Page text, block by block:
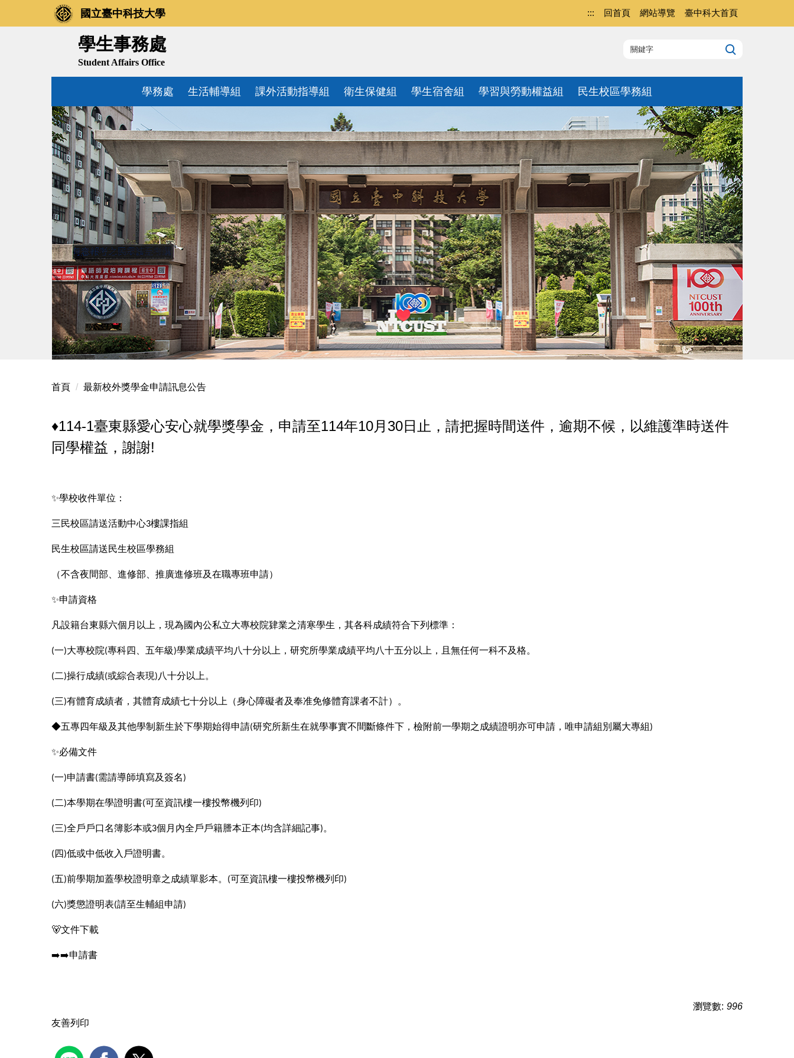
國立臺中科技大學
學生事務處
Student Affairs Office
學務處 生活輔導組 課外活動指導組 衛生保健組 學生宿舍組 學習與勞動權益組 民生校區學務組
::: 回首頁 網站導覽 臺中科大首頁
首頁 最新校外獎學金申請訊息公告
♦️114-1臺東縣愛心安心就學獎學金，申請至114年10月30日止，請把握時間送件，逾期不候，以維護準時送件
同學權益，謝謝!
✨學校收件單位：
三民校區請送活動中心3樓課指組
民生校區請送民生校區學務組
（不含夜間部、進修部、推廣進修班及在職專班申請）
✨申請資格
凡設籍台東縣六個月以上，現為國內公私立大專校院肄業之清寒學生，其各科成績符合下列標準：
(一)大專校院(專科四、五年級)學業成績平均八十分以上，研究所學業成績平均八十五分以上，且無任何一科不及格。
(二)操行成績(或綜合表現)八十分以上。
(三)有體育成績者，其體育成績七十分以上（身心障礙者及奉准免修體育課者不計）。
◆五專四年級及其他學制新生於下學期始得申請(研究所新生在就學事實不間斷條件下，檢附前一學期之成績證明亦可申請，唯申請組別屬大專組)
✨必備文件
(一)申請書(需請導師填寫及簽名)
(二)本學期在學證明書(可至資訊樓一樓投幣機列印)
(三)全戶戶口名簿影本或3個月內全戶戶籍謄本正本(均含詳細記事)。
( 四)低或中低收入戶證明書。
(五)前學期加蓋學校證明章之成績單影本。 (可至資訊樓一樓投幣機列印)
(六)獎懲證明表(請至生輔組申請)
🐻文件下載
➡➡申請書
瀏覽數: 996
友善列印